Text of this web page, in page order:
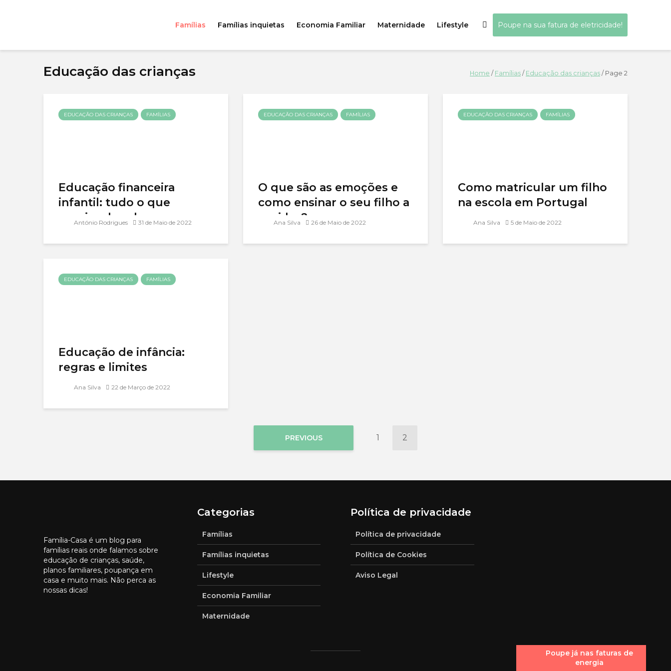
Famílias Famílias inquietas Economia Familiar Maternidade Lifestyle Poupe na sua fatura de eletricidade!
Educação das crianças Home / Famílias / Educação das crianças / Page 2
EDUCAÇÃO DAS CRIANÇAS FAMÍLIAS
Educação financeira
infantil: tudo o que
precisa de saber
António Rodrigues 31 de Maio de 2022
EDUCAÇÃO DAS CRIANÇAS FAMÍLIAS
O que são as emoções e
como ensinar o seu filho a
geri-las?
Ana Silva 26 de Maio de 2022
EDUCAÇÃO DAS CRIANÇAS FAMÍLIAS
Como matricular um filho
na escola em Portugal
Ana Silva 5 de Maio de 2022
EDUCAÇÃO DAS CRIANÇAS FAMÍLIAS
Educação de infância:
regras e limites
Ana Silva 22 de Março de 2022
PREVIOUS 1 2
Família-Casa é um blog para
famílias reais onde falamos sobre
educação de crianças, saúde,
planos familiares, poupança em
casa e muito mais. Não perca as
nossas dicas!
Categorias
Famílias
Famílias inquietas
Lifestyle
Economia Familiar
Maternidade
Política de privacidade
Política de privacidade
Política de Cookies
Aviso Legal
Poupe já nas faturas de
energia